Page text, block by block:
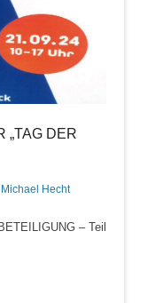
„TAG DER
Michael Hecht
– Teil